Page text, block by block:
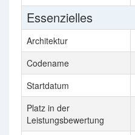
Essenzielles
Architektur
Codename
Startdatum
Platz in der
Leistungsbewertung